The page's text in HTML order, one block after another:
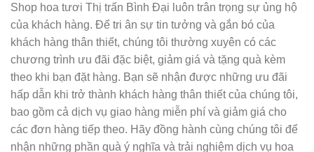
Shop hoa tươi Thị trấn Bình Đại luôn trân trọng sự ủng hộ
của khách hàng. Để tri ân sự tin tưởng và gắn bó của
khách hàng thân thiết, chúng tôi thường xuyên có các
chương trình ưu đãi đặc biệt, giảm giá và tặng quà kèm
theo khi bạn đặt hàng. Bạn sẽ nhận được những ưu đãi
hấp dẫn khi trở thành khách hàng thân thiết của chúng tôi,
bao gồm cả dịch vụ giao hàng miễn phí và giảm giá cho
các đơn hàng tiếp theo. Hãy đồng hành cùng chúng tôi để
nhận những phần quà ý nghĩa và trải nghiệm dịch vụ hoa